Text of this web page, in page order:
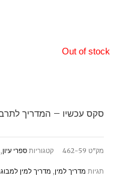
Out of stock
סקס עכשיו – המדריך
מק"ט 462-59 קטגוריות ספרי עיון,
תגיות מדריך למין, מדריך למין